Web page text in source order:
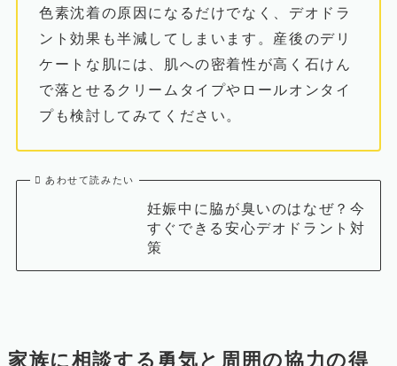
色素沈着の原因になるだけでなく、デオドラ
ント効果も半減してしまいます。産後のデリ
ケートな肌には、肌への密着性が高く石けん
で落とせるクリームタイプやロールオンタイ
プも検討してみてください。
あわせて読みたい
妊娠中に脇が臭いのはなぜ？今
すぐできる安心デオドラント対
策
家族に相談する勇気と周囲の協力の得